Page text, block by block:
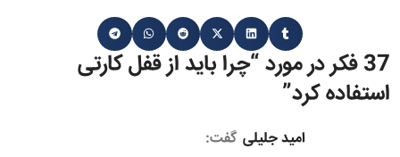
37 فکر در مورد “
چرا باید از قفل کارتی
استفاده کرد”
امید جلیلی گفت: